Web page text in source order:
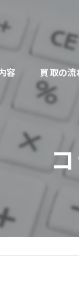
容 買取の流